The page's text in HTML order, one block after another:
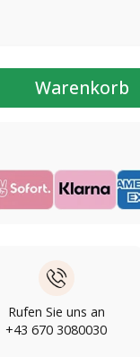
Warenkorb
Rufen Sie uns an
+43 670 3080030